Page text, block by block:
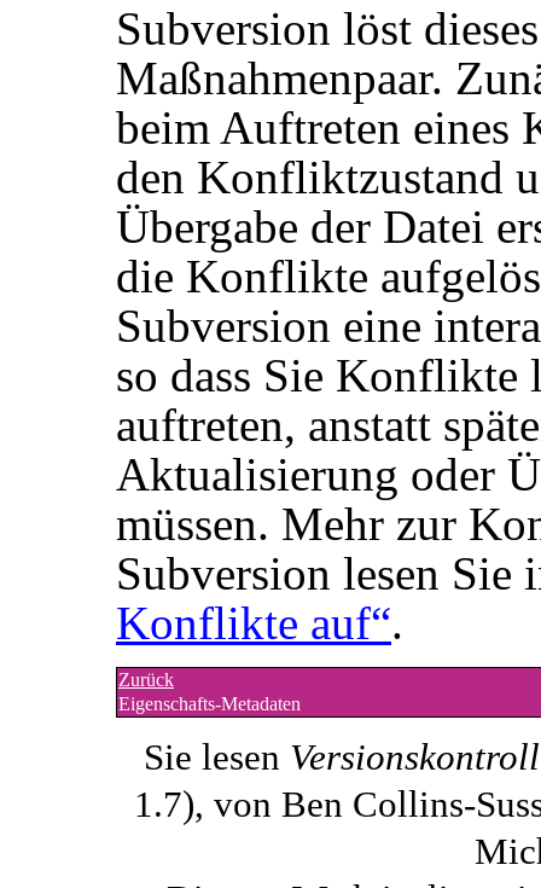
Subversion löst
Maßnahmenpaar.
beim Auftreten eines
den Konfliktzustand
Übergabe der Datei
die Konflikte
Subversion eine
so dass Sie Konflikte
auftreten, anstatt
Aktualisierung oder
müssen. Mehr zur
Subversion lesen Sie
Konflikte auf“.
Zurück
Eigenschafts-Metadaten
Sie lesen
1.7), von Ben Collins-